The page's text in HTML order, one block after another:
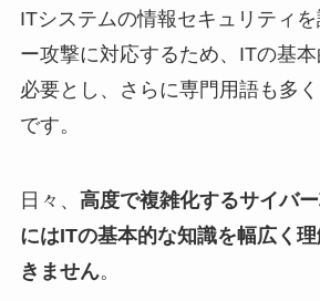
ITシステムの情報セキュリティ
ー攻撃に対応するため、ITの基本
必要とし、さらに専門用語も多
です。
日々、 高度で複雑化するサイバ
にはITの基本的な知識を幅広く
きません。